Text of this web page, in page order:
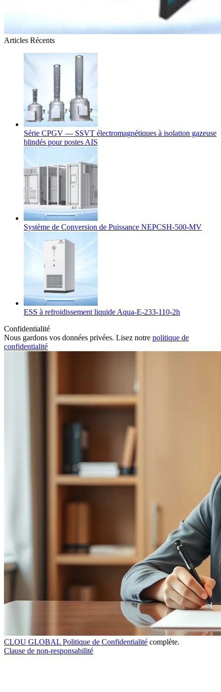
Articles Récents
Série CPGV — SSVT électromagnétiques à isolation gazeuse
blindés pour postes AIS
Système de Conversion de Puissance NEPCSH-500-MV
ESS à refroidissement liquide Aqua-E-233-110-2h
Confidentialité
Nous gardons vos données privées. Lisez notre politique de
confidentialité
CLOU GLOBAL Politique de Confidentialité complète.
Clause de non-responsabilité